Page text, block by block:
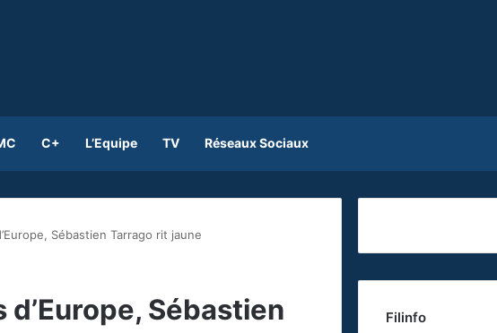
C+ L’Equipe TV Réseaux Sociaux
Sébastien Tarrago rit jaune
Sébastien
Filinfo